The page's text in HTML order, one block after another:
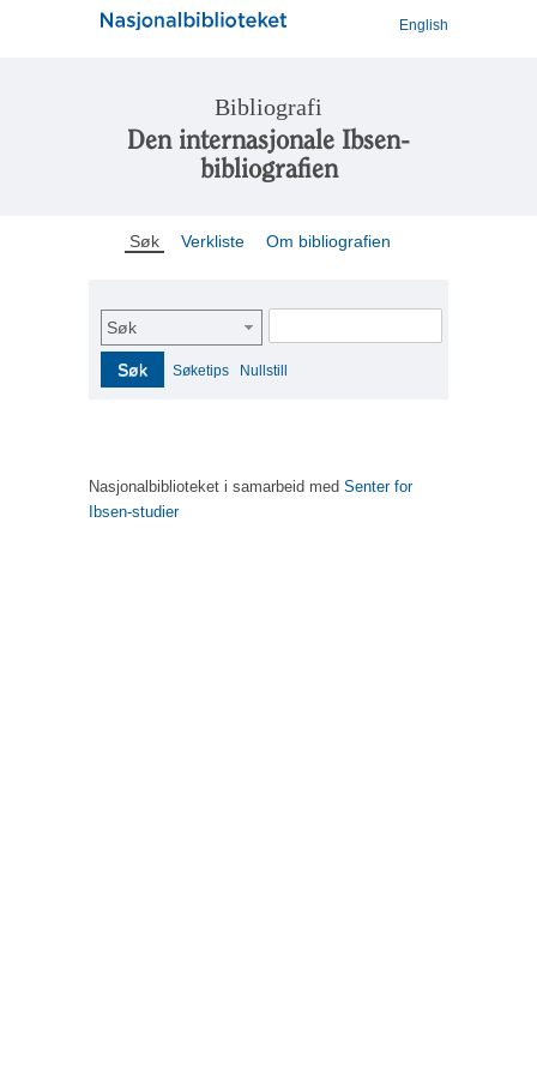
English
Bibliografi
Den internasjonale Ibsen-
bibliografien
Søk Verkliste Om bibliografien
Søk
Søk Søketips Nullstill
Nasjonalbiblioteket i samarbeid med Senter for
Ibsen-studier